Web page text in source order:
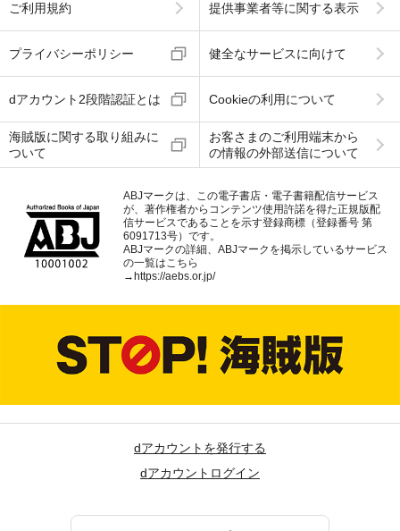
ご利用規約 提供事業者等に関する表示
プライバシーポリシー 健全なサービスに向けて
dアカウント2段階認証とは Cookieの利用について
海賊版に関する取り組みに
ついて
お客さまのご利用端末から
の情報の外部送信について
ABJマークは、この電子書店・電子書籍配信サービス
が、著作権者からコンテンツ使用許諾を得た正規版配
信サービスであることを示す登録商標（登録番号 第
6091713号）です。
ABJマークの詳細、ABJマークを掲示しているサービス
の一覧はこちら
→ https://aebs.or.jp/
dアカウントを発行する
dアカウントログイン